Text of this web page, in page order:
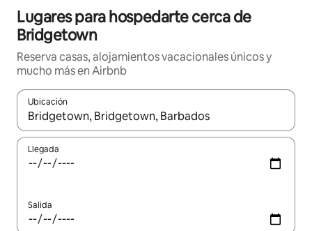
Lugares para hospedarte cerca de
Bridgetown
Reserva casas, alojamientos vacacionales únicos y
mucho más en Airbnb
Ubicación
Cuando los resultados estén disponibles, podrás navegar
Llegada
Salida